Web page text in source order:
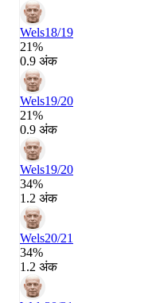
Wels18/19
21%
0.9 अंक
Wels19/20
21%
0.9 अंक
Wels19/20
34%
1.2 अंक
Wels20/21
34%
1.2 अंक